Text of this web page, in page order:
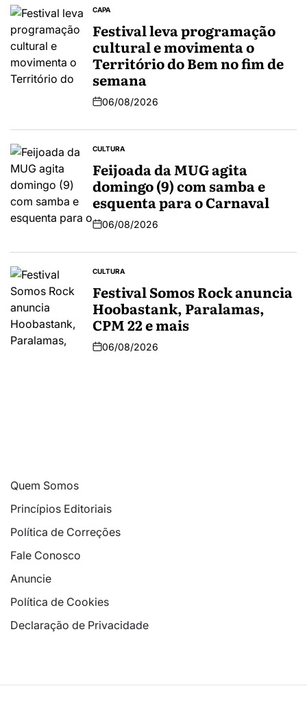
CAPA
Festival leva programação
cultural e movimenta o
Território do Bem no fim de
semana
06/08/2026
CULTURA
Feijoada da MUG agita
domingo (9) com samba e
esquenta para o Carnaval
06/08/2026
CULTURA
Festival Somos Rock anuncia
Hoobastank, Paralamas,
CPM 22 e mais
06/08/2026
Quem Somos
Princípios Editoriais
Política de Correções
Fale Conosco
Anuncie
Política de Cookies
Declaração de Privacidade